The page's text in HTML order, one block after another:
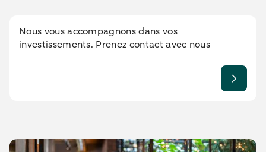
Nous vous accompagnons dans vos
investissements. Prenez contact avec nous